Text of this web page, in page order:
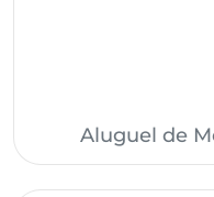
Aluguel de